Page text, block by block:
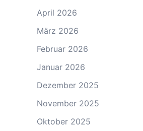
April 2026
März 2026
Februar 2026
Januar 2026
Dezember 2025
November 2025
Oktober 2025